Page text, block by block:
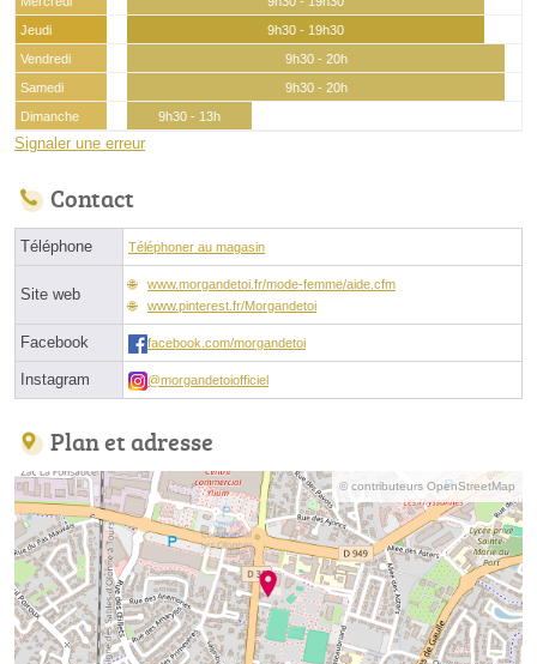
Jeudi
9h30 - 19h30
Vendredi
9h30 - 20h
Samedi
9h30 - 20h
Dimanche
9h30 - 13h
Signaler une erreur
Contact
Téléphone Téléphoner au magasin
Site web
www.morgandetoi.fr/mode-femme/aide.cfm
www.pinterest.fr/Morgandetoi
Facebook facebook.com/morgandetoi
Instagram @morgandetoiofficiel
Plan et adresse
© contributeurs OpenStreetMap